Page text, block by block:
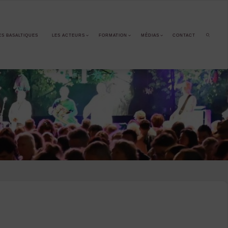
BASALTIQUES LES ACTEURS FORMATION MÉDIAS CONTACT
SEARCH